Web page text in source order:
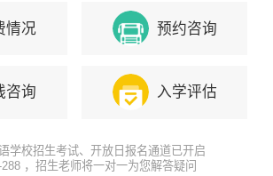
情况 预约咨询
咨询 入学评估
学校招生考试、开放日报名通道已开启
，招生老师将一对一为您解答疑问